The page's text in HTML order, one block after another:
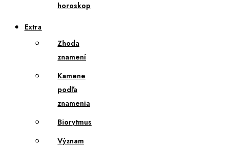
horoskop
Extra
Zhoda
znamení
Kamene
podľa
znamenia
Biorytmus
Význam